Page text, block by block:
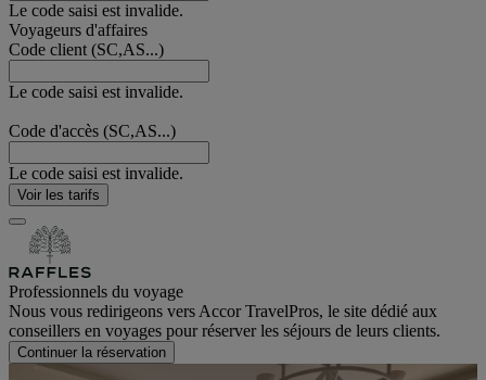
Le code saisi est invalide.
Voyageurs d'affaires
Code client (SC,AS...)
Le code saisi est invalide.
Code d'accès (SC,AS...)
Le code saisi est invalide.
Voir les tarifs
Professionnels du voyage
Nous vous redirigeons vers Accor TravelPros, le site dédié aux
conseillers en voyages pour réserver les séjours de leurs clients.
Continuer la réservation